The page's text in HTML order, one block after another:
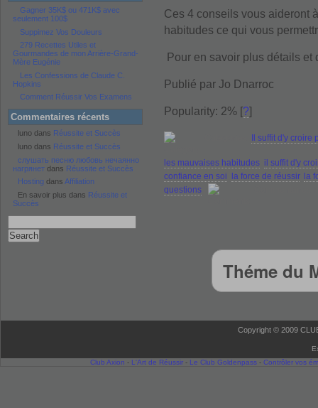
Gagner 35K$ ou 471K$ avec
seulement 100$
Suppimez Vos Douleurs
279 Recettes Utiles et
Gourmandes de mon Arrière-Grand-
Mère Eugénie
Les Confessions de Claude C.
Hopkins
Comment Réussir Vos Examens
Commentaires récents
luno dans Réussite et Succès
luno dans Réussite et Succès
слушать песню любовь нечаянно
нагрянет dans Réussite et Succès
Hosting dans Affiliation
En savoir plus dans Réussite et
Succès
Ces 4 conseils vous aideront
habitudes ce qui vous
Pour en savoir plus détails et
Publié par Jo Dnarroc
Popularity: 2% [?]
Il suffit d'y croire
les mauvaises habitudes il suffit d'y
confiance en soi
la force de réussir, la
questions
Théme du
Copyright © 2009
Club Axion - L'Art de Réussir - Le Club Goldenpass - Contrôler vos